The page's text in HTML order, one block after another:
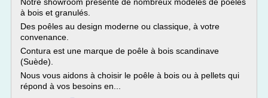
à bois et granulés.
Des poêles au design moderne ou classique, à votre
convenance.
Contura est une marque de poêle à bois scandinave
(Suède).
Nous vous aidons à choisir le poêle à bois ou à pellets qui
répond à vos besoins en...